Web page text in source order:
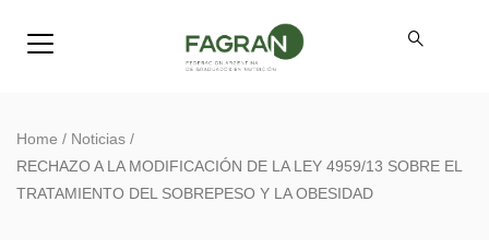
Home / Noticias /
RECHAZO A LA MODIFICACIÓN DE LA LEY 4959/13 SOBRE EL
TRATAMIENTO DEL SOBREPESO Y LA OBESIDAD